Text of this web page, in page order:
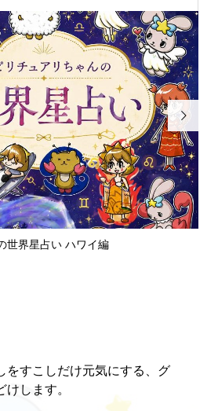
世界星占い ハワイ編

をすこしだけ元気にする、グ
します。